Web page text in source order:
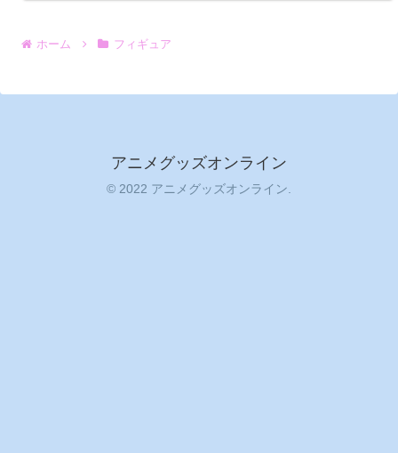
ホーム フィギュア
アニメグッズオンライン
© 2022 アニメグッズオンライン.